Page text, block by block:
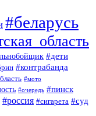
#беларусь
#дети
#контрабанда
#мото
#очередь #пинск
#россия #сигарета #суд